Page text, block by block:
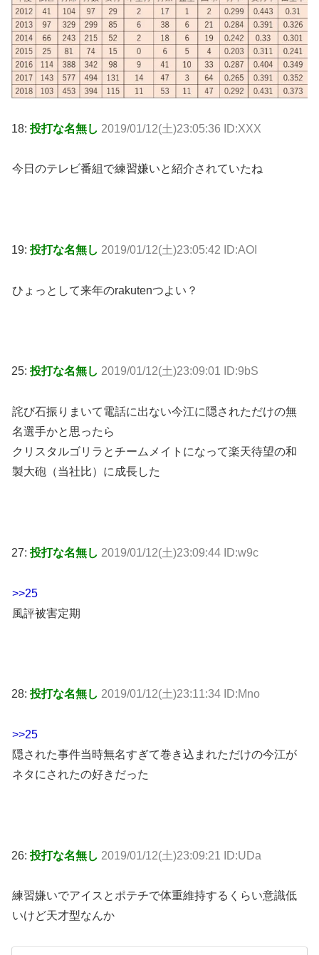
18:投打な名無し 2019/01/12(土)23:05:36 ID:XXX
今日のテレビ番組で練習嫌いと紹介されていたね
19:投打な名無し 2019/01/12(土)23:05:42 ID:AOI
ひょっとして来年のrakutenつよい？
25:投打な名無し 2019/01/12(土)23:09:01 ID:9bS
詫び石振りまいて電話に出ない今江に隠されただけの無
名選手かと思ったら
クリスタルゴリラとチームメイトになって楽天待望の和
製大砲（当社比）に成長した
27:投打な名無し 2019/01/12(土)23:09:44 ID:w9c
>>25
風評被害定期
28:投打な名無し 2019/01/12(土)23:11:34 ID:Mno
>>25
隠された事件当時無名すぎて巻き込まれただけの今江が
ネタにされたの好きだった
26:投打な名無し 2019/01/12(土)23:09:21 ID:UDa
練習嫌いでアイスとポテチで体重維持するくらい意識低
いけど天才型なんか